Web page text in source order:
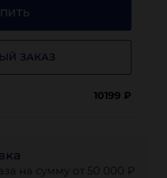
ЗАКАЗ
10199 ₽
на сумму от 50 000 ₽